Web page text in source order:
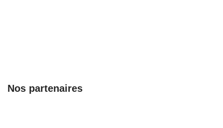
Nos partenaires